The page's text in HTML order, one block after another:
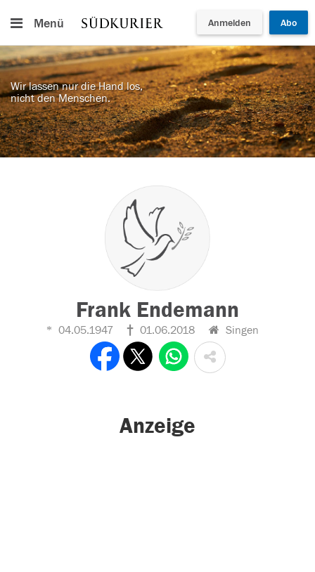
Menü Anmelden Abo
Wir lassen nur die Hand los,
nicht den Menschen.
Frank Endemann
04.05.1947 01.06.2018 Singen
Anzeige